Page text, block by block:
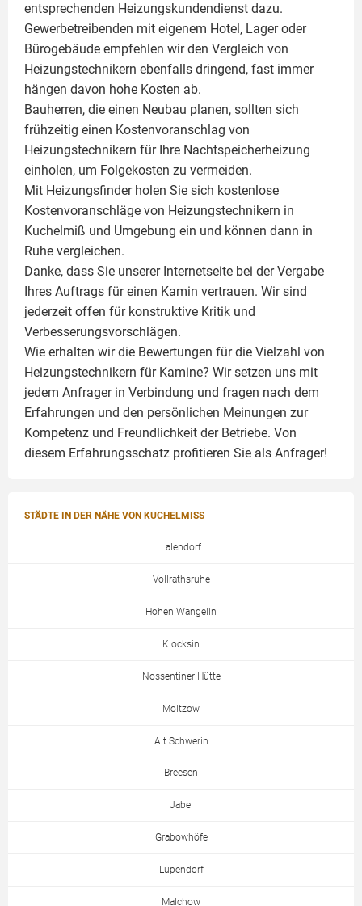
entsprechenden Heizungskundendienst dazu.
Gewerbetreibenden mit eigenem Hotel, Lager oder
Bürogebäude empfehlen wir den Vergleich von
Heizungstechnikern ebenfalls dringend, fast immer
hängen davon hohe Kosten ab.
Bauherren, die einen Neubau planen, sollten sich
frühzeitig einen Kostenvoranschlag von
Heizungstechnikern für Ihre Nachtspeicherheizung
einholen, um Folgekosten zu vermeiden.
Mit Heizungsfinder holen Sie sich kostenlose
Kostenvoranschläge von Heizungstechnikern in
Kuchelmiß und Umgebung ein und können dann in
Ruhe vergleichen.
Danke, dass Sie unserer Internetseite bei der Vergabe
Ihres Auftrags für einen Kamin vertrauen. Wir sind
jederzeit offen für konstruktive Kritik und
Verbesserungsvorschlägen.
Wie erhalten wir die Bewertungen für die Vielzahl von
Heizungstechnikern für Kamine? Wir setzen uns mit
jedem Anfrager in Verbindung und fragen nach dem
Erfahrungen und den persönlichen Meinungen zur
Kompetenz und Freundlichkeit der Betriebe. Von
diesem Erfahrungsschatz profitieren Sie als Anfrager!
STÄDTE IN DER NÄHE VON KUCHELMISS
Lalendorf
Vollrathsruhe
Hohen Wangelin
Klocksin
Nossentiner Hütte
Moltzow
Alt Schwerin
Breesen
Jabel
Grabowhöfe
Lupendorf
Malchow